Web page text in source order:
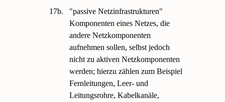
17b.
"passive Netzinfrastrukturen"
Komponenten eines Netzes, die
andere Netzkomponenten
aufnehmen sollen, selbst jedoch
nicht zu aktiven Netzkomponenten
werden; hierzu zählen zum Beispiel
Fernleitungen, Leer- und
Leitungsrohre, Kabelkanäle,